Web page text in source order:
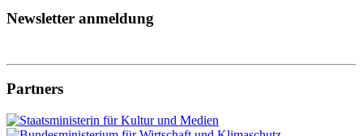
Newsletter anmeldung
Partners